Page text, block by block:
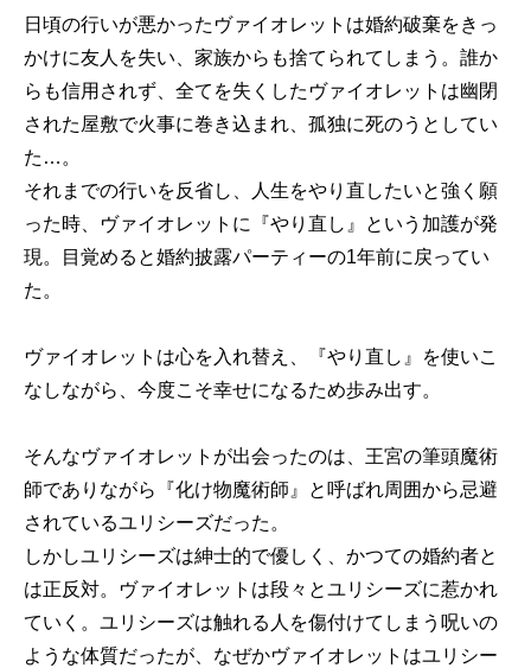
日頃の行いが悪かったヴァイオレットは婚約破棄をきっ
かけに友人を失い、家族からも捨てられてしまう。誰か
らも信用されず、全てを失くしたヴァイオレットは幽閉
された屋敷で火事に巻き込まれ、孤独に死のうとしてい
た…。
それまでの行いを反省し、人生をやり直したいと強く願
った時、ヴァイオレットに『やり直し』という加護が発
現。目覚めると婚約披露パーティーの1年前に戻ってい
た。
ヴァイオレットは心を入れ替え、『やり直し』を使いこ
なしながら、今度こそ幸せになるため歩み出す。
そんなヴァイオレットが出会ったのは、王宮の筆頭魔術
師でありながら『化け物魔術師』と呼ばれ周囲から忌避
されているユリシーズだった。
しかしユリシーズは紳士的で優しく、かつての婚約者と
は正反対。ヴァイオレットは段々とユリシーズに惹かれ
ていく。ユリシーズは触れる人を傷付けてしまう呪いの
ような体質だったが、なぜかヴァイオレットはユリシー